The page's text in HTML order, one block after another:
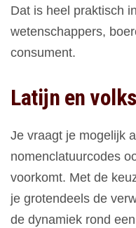
Dat is heel praktisch
wetenschappers,
consument.
Latijn en
Je vraagt je mogelijk
nomenclatuurcodes
voorkomt. Met de
je grotendeels de
de dynamiek rond